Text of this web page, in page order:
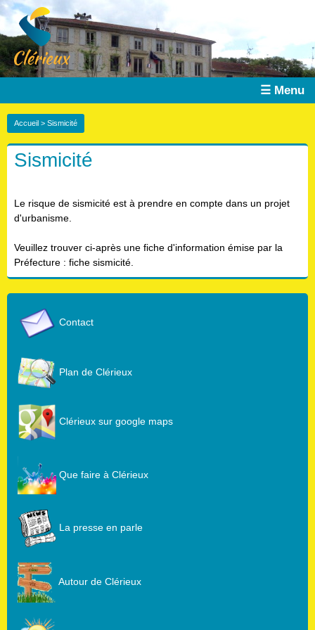
☰ Menu
Accueil > Sismicité
Sismicité
Le risque de sismicité est à prendre en compte dans un projet
d'urbanisme.
Veuillez trouver ci-après une fiche d'information émise par la
Préfecture : fiche sismicité.
Contact
Plan de Clérieux
Clérieux sur google maps
Que faire à Clérieux
La presse en parle
Autour de Clérieux